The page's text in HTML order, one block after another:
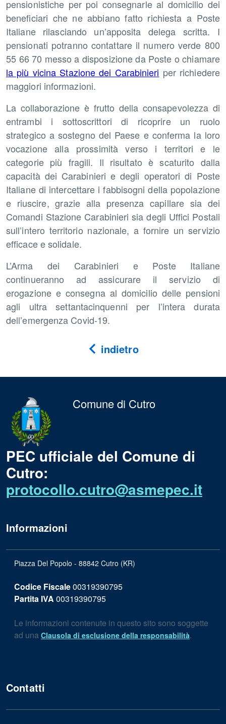
pensionistiche per poi consegnarle al domicilio dei
beneficiari che ne abbiano fatto richiesta a Poste
Italiane rilasciando un’apposita delega scritta. I
pensionati potranno contattare il numero verde 800
55 66 70 messo a disposizione da Poste o chiamare
la più vicina Stazione dei Carabinieri per richiedere
maggiori informazioni.
La collaborazione è frutto della consapevolezza di
entrambi i sottoscrittori di ricoprire un ruolo
strategico a sostegno del Paese e conferma la loro
vocazione alla prossimità verso i territori e le
categorie più fragili. Il risultato è scaturito dalla
capacità dei Carabinieri e degli operatori di Poste
Italiane di intercettare i fabbisogni della popolazione
e riuscire, grazie alla presenza capillare sia dei
Comandi Stazione Carabinieri sia degli Uffici Postali
sull’intero territorio nazionale, a fornire un servizio
efficace e solidale.
L’Arma dei Carabinieri e Poste Italiane
continueranno ad assicurare il servizio di
erogazione e consegna al domicilio delle pensioni
agli ultra settantacinquenni per l’intera durata
dell’emergenza Covid-19.
indietro
Comune di Cutro
PEC ufficiale del Comune di
Cutro:
protocollo.cutro@asmepec.it
Informazioni
Piazza Del Popolo - 88842 Cutro (KR)
Codice Fiscale00319390795
Partita IVA 00319390795
Le informazioni contenute in questo sito sono soggette
ad una Clausola di esclusione della responsabilità.
Contatti